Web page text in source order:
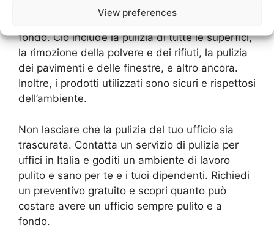
View preferences
Con un servizio di pulizia professionale, puoi
fondo. Ciò include la pulizia di tutte le superfici,
la rimozione della polvere e dei rifiuti, la pulizia
dei pavimenti e delle finestre, e altro ancora.
Inoltre, i prodotti utilizzati sono sicuri e rispettosi
dell’ambiente.
Non lasciare che la pulizia del tuo ufficio sia
trascurata. Contatta un servizio di pulizia per
uffici in Italia e goditi un ambiente di lavoro
pulito e sano per te e i tuoi dipendenti. Richiedi
un preventivo gratuito e scopri quanto può
costare avere un ufficio sempre pulito e a
fondo.